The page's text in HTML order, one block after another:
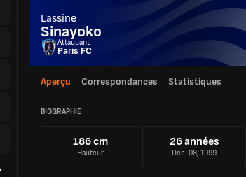
Lassine
Sinayoko
Attaquant
Paris FC
Aperçu Correspondances Statistiques
BIOGRAPHIE
186 cm
Hauteur
26 années
Déc. 08, 1999